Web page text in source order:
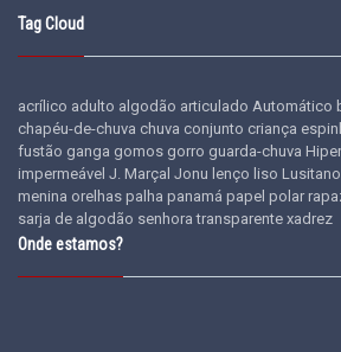
Tag Cloud
acrílico adulto algodão articulado Automático
chapéu-de-chuva chuva conjunto criança
fustão ganga gomos gorro guarda-chuva
impermeável J. Marçal Jonu lenço liso Lusitano
menina orelhas palha panamá papel polar
sarja de algodão senhora transparente xadrez
Onde estamos?